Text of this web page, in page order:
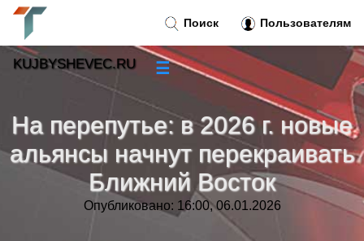
На перепутье: в 2026 г. новые
альянсы начнут перекраивать
Ближний Восток
Опубликовано: 16:00, 06.01.2026
Поиск Пользователям
KUJBYSHEVEC.RU ☰
Новости»
Тренды новостей»
Рубрики»